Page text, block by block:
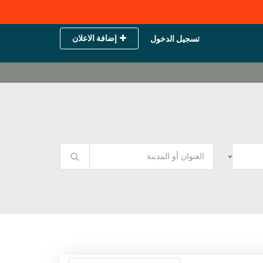
تسجيل الدخول إضافة الاعلان